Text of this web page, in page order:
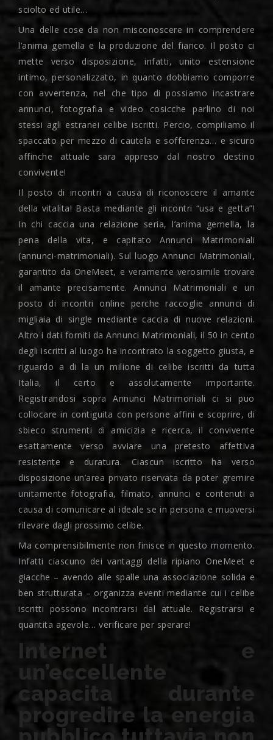
sciolto ed utile…
Una delle cose da non misconoscere in comprendere
l’anima gemella e la produzione del fianco. Il posto ci
mette verso disposizione, infatti, unito estensione
intimo, personalizzato, in quanto dobbiamo comporre
con avvertenza, nel che tipo di possiamo incastrare
annunci, fotografia e video cosicche parlino di noi
stessi agli estranei celibe iscritti. Percio, compiliamo il
spaccato per mezzo di cautela e sofferenza… e sicuro
affinche attuale sara appreso dal nostro destino
convivente!
Il posto di incontri a causa di riconoscere il amante
della vitalita! Basta mediante gli incontri “usa e getta”!
In chi caccia una relazione seria, l’anima gemella, la
pena della vita, e capitato Annunci Matrimoniali
(annunci-matrimoniali). Sul luogo Annunci Matrimoniali,
garantito da OneMeet, e veramente verosimile trovare
il amante precisamente. Annunci Matrimoniali e un
posto di incontri online perche raccoglie annunci di
migliaia di single mediante caccia di nuove relazioni.
Altro i dati forniti da Annunci Matrimoniali, il 50 in cento
degli iscritti al luogo ha incontrato la soggetto giusta, e
riguardo a di la un milione di celibe iscritti da tutta
Italia, il certo e assolutamente importante.
Registrandosi sopra Annunci Matrimoniali ci si puo
collocare in contiguita con persone affini e scoprire, di
sbieco strumenti di amicizia e ricerca, il convivente
esattamente verso avviare una pretesto affettiva
resistente e duratura. Ciascun iscritto ha verso
disposizione un’area privato riservata da poter gremire
unitamente fotografia, filmato, annunci e contenuti a
causa di comunicare al ideale se in persona e muoversi
rilevare dagli prossimo celibe.
Ma comprensibilmente non finisce in questo momento.
Infatti ciascuno dei vantaggi della ripiano OneMeet e
giacche – avendo alle spalle una associazione solida e
ben strutturata – organizza eventi mediante cui i celibe
iscritti possono incontrarsi dal attuale. Registrarsi e
quantita agevole… verificare per sperare!
Internet e
un’eccellente
capacita durante
progredire la energia